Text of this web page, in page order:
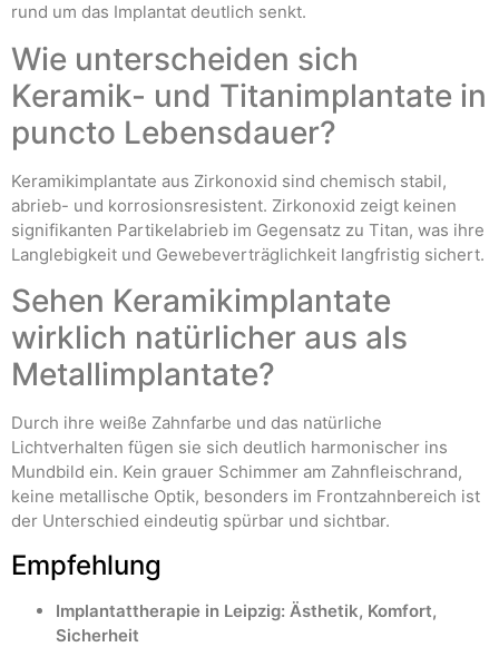
rund um das Implantat deutlich senkt.
Wie unterscheiden sich
Keramik- und Titanimplantate in
puncto Lebensdauer?
Keramikimplantate aus Zirkonoxid sind chemisch stabil,
abrieb- und korrosionsresistent. Zirkonoxid zeigt keinen
signifikanten Partikelabrieb im Gegensatz zu Titan, was ihre
Langlebigkeit und Gewebeverträglichkeit langfristig sichert.
Sehen Keramikimplantate
wirklich natürlicher aus als
Metallimplantate?
Durch ihre weiße Zahnfarbe und das natürliche
Lichtverhalten fügen sie sich deutlich harmonischer ins
Mundbild ein. Kein grauer Schimmer am Zahnfleischrand,
keine metallische Optik, besonders im Frontzahnbereich ist
der Unterschied eindeutig spürbar und sichtbar.
Empfehlung
Implantattherapie in Leipzig: Ästhetik, Komfort,
Sicherheit